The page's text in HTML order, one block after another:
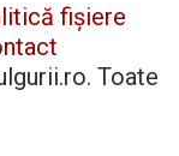
fișiere
Toate